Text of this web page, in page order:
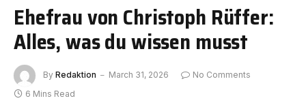
Ehefrau von Christoph Rüffer:
Alles, was du wissen musst
By Redaktion March 31, 2026
No Comments
6 Mins Read